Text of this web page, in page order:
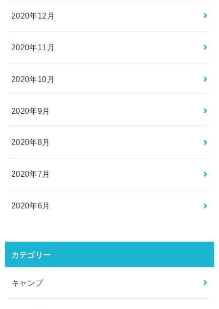
2020年12月
2020年11月
2020年10月
2020年9月
2020年8月
2020年7月
2020年6月
カテゴリー
キャンプ